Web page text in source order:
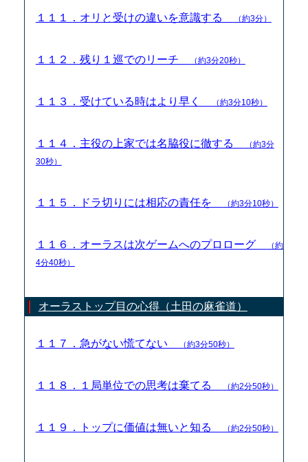
１１１．オリと受けの違いを意識する （約3分）
１１２．残り１巡でのリーチ （約3分20秒）
１１３．受けている時はより早く （約3分10秒）
１１４．主役の上家では名脇役に徹する
（約3分
30秒）
１１５．ドラ切りには相応の責任を （約3分10秒）
１１６．オーラスは次ゲームへのプロローグ
（約
4分40秒）
オーラストップ目の心得（土田の麻雀道）
１１７．急がない慌てない （約3分50秒）
１１８．１局単位での思考は棄てる （約2分50秒）
１１９．トップに価値は無いと知る （約2分50秒）